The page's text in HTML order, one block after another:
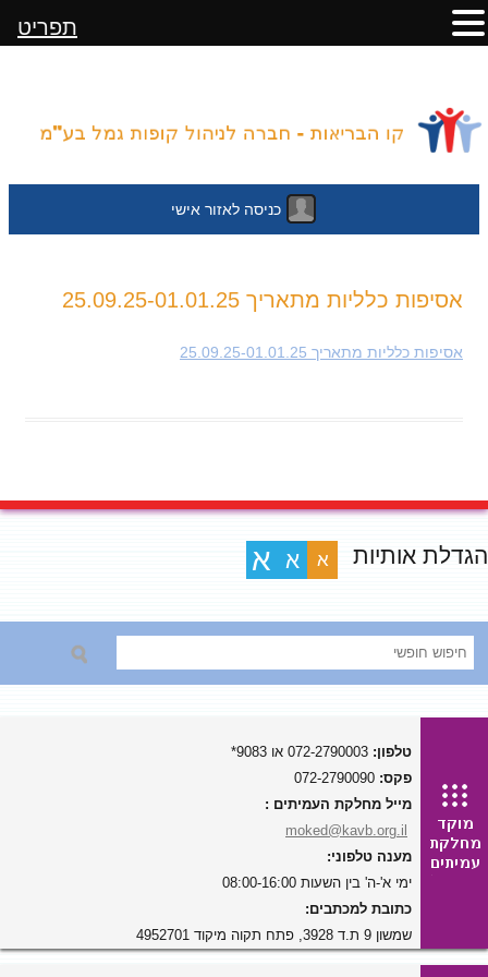
כניסה לאזור אישי
לתוכן אסיפות כלליות מתאריך 25.09.25-01.01.25
אסיפות כלליות מתאריך 25.09.25-01.01.25
הגדלת אותיות א א א
טלפון:
פקס:
מייל מחלקת העמיתים :
moked@kavb.org.il
מענה טלפוני:
ימי א'-ה' בין השעות 08:00-16:00
כתובת למכתבים:
שמשון 9 ת.ד 3928, פתח תקוה מיקוד 4952701
תפריט